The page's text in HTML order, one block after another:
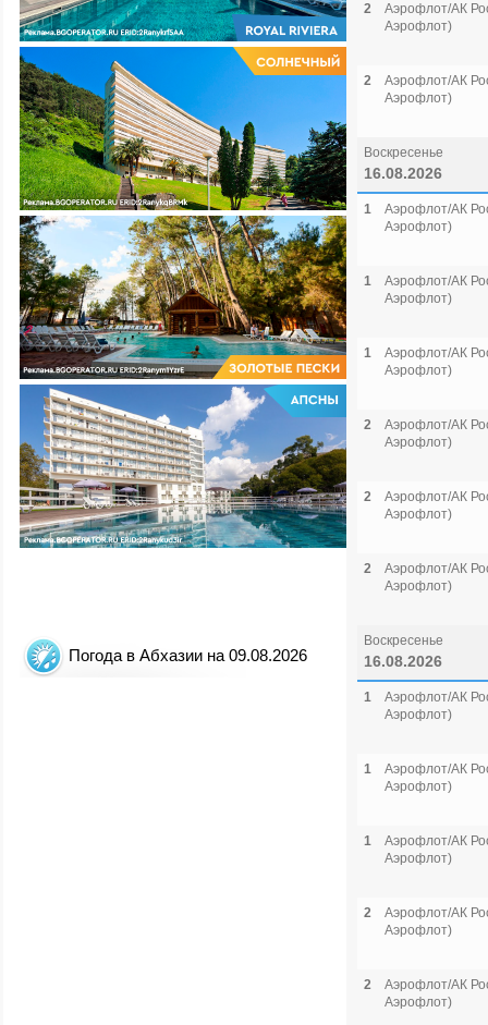
Погода в Абхазии на 09.08.2026
2
Аэрофлот/АК
Аэрофлот)
2
Аэрофлот/АК
Аэрофлот)
Воскресенье
16.08.2026
1
Аэрофлот/АК
Аэрофлот)
1
Аэрофлот/АК
Аэрофлот)
1
Аэрофлот/АК
Аэрофлот)
2
Аэрофлот/АК
Аэрофлот)
2
Аэрофлот/АК
Аэрофлот)
2
Аэрофлот/АК
Аэрофлот)
Воскресенье
16.08.2026
1
Аэрофлот/АК
Аэрофлот)
1
Аэрофлот/АК
Аэрофлот)
1
Аэрофлот/АК
Аэрофлот)
2
Аэрофлот/АК
Аэрофлот)
2
Аэрофлот/АК
Аэрофлот)